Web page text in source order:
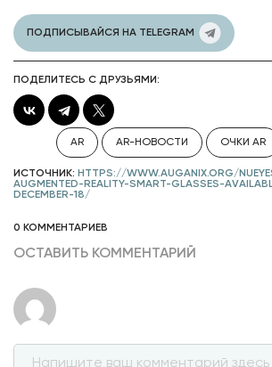
ПОДПИСЫВАЙСЯ НА TELEGRAM
ПОДЕЛИТЕСЬ С ДРУЗЬЯМИ:
AR AR-НОВОСТИ ОЧКИ AR
ИСТОЧНИК: HTTPS://WWW.AUGANIX.ORG/
AUGMENTED-REALITY-SMART-GLASSES-
DECEMBER-18/
0 КОММЕНТАРИЕВ
ОСТАВИТЬ КОММЕНТАРИЙ